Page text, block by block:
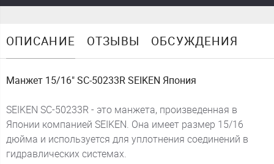
ОПИСАНИЕ ОТЗЫВЫ ОБСУЖДЕНИЯ
Манжет 15/16" SC-50233R SEIKEN Япония
SEIKEN SC-50233R - это манжета, произведенная в
Японии компанией SEIKEN. Она имеет размер 15/16
дюйма и используется для уплотнения соединений в
гидравлических системах.